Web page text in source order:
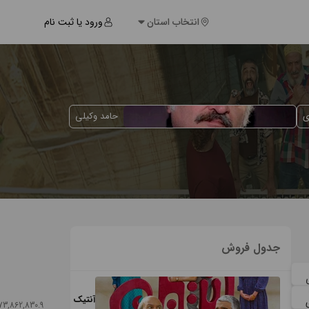
انتخاب استان ورود یا ثبت نام
حامد وکیلی
جدول فروش
آنتیک